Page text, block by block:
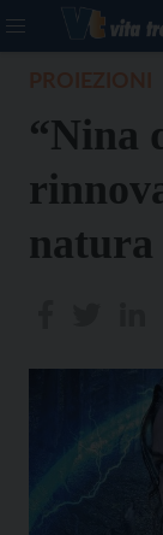
“Nina
natura